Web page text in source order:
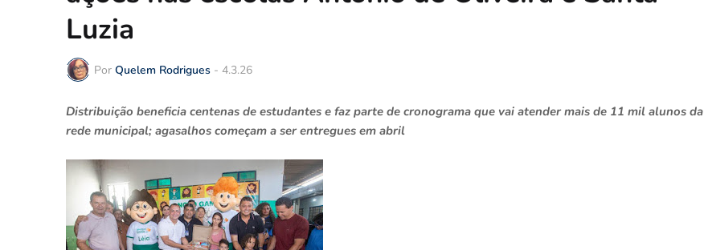
Luzia
Por Quelem Rodrigues - 4.3.26
Distribuição beneficia centenas de estudantes e faz parte de cronograma que vai atender mais de 11 mil alunos da
rede municipal; agasalhos começam a ser entregues em abril